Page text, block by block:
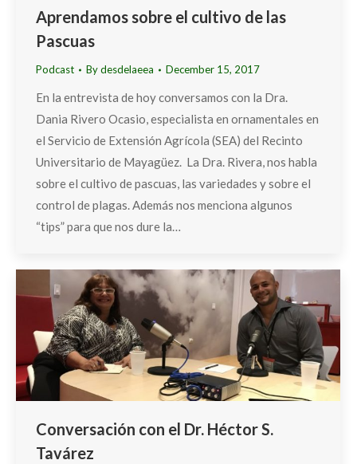
Aprendamos sobre el cultivo de las
Pascuas
Podcast Bydesdelaeea December 15, 2017
En la entrevista de hoy conversamos con la Dra.
Dania Rivero Ocasio, especialista en ornamentales en
el Servicio de Extensión Agrícola (SEA) del Recinto
Universitario de Mayagüez. La Dra. Rivera, nos habla
sobre el cultivo de pascuas, las variedades y sobre el
control de plagas. Además nos menciona algunos
“tips” para que nos dure la…
Conversación con el Dr. Héctor S.
Tavárez